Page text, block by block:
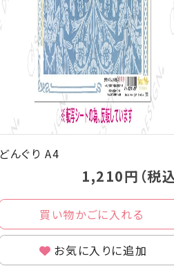
どんぐり A4
1,210円（税込
買い物かごに入れる
お気に入りに追加